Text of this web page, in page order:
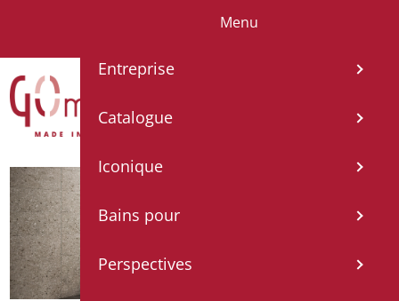
IT EN
Menu
Entreprise
Catalogue
Iconique
Bains pour
Perspectives